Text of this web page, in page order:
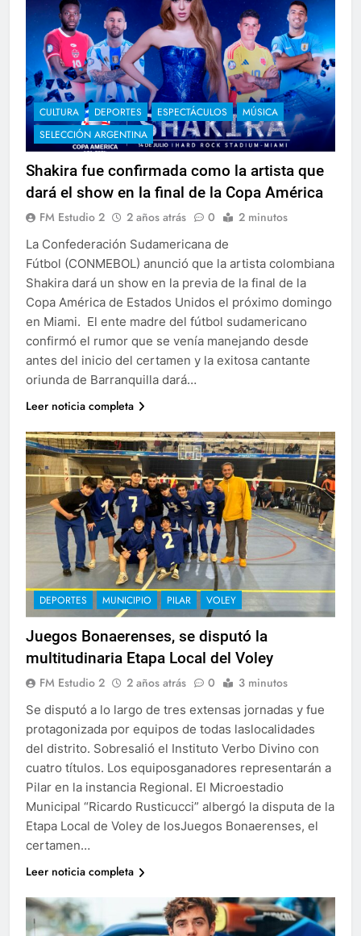
CULTURA DEPORTES ESPECTÁCULOS
MÚSICA
SELECCIÓN ARGENTINA
Shakira fue confirmada como la artista que
dará el show en la final de la Copa América
FM Estudio 2 2 años atrás 0 2 minutos
La Confederación Sudamericana de
Fútbol (CONMEBOL) anunció que la artista colombiana
Shakira dará un show en la previa de la final de la
Copa América de Estados Unidos el próximo domingo
en Miami. El ente madre del fútbol sudamericano
confirmó el rumor que se venía manejando desde
antes del inicio del certamen y la exitosa cantante
oriunda de Barranquilla dará…
Leer noticia completa
DEPORTES MUNICIPIO PILAR VOLEY
Juegos Bonaerenses, se disputó la
multitudinaria Etapa Local del Voley
FM Estudio 2 2 años atrás 0 3 minutos
Se disputó a lo largo de tres extensas jornadas y fue
protagonizada por equipos de todas laslocalidades
del distrito. Sobresalió el Instituto Verbo Divino con
cuatro títulos. Los equiposganadores representarán a
Pilar en la instancia Regional. El Microestadio
Municipal “Ricardo Rusticucci” albergó la disputa de la
Etapa Local de Voley de losJuegos Bonaerenses, el
certamen…
Leer noticia completa